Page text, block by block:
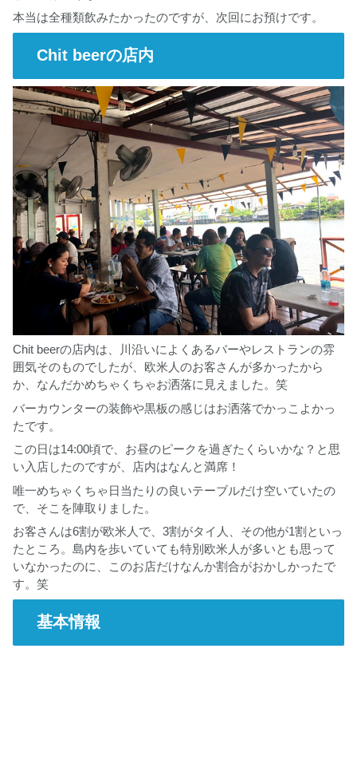
本当は全種類飲みたかったのですが、次回にお預けです。
Chit beerの店内
Chit beerの店内は、川沿いによくあるバーやレストランの雰
囲気そのものでしたが、欧米人のお客さんが多かったから
か、なんだかめちゃくちゃお洒落に見えました。笑
バーカウンターの装飾や黒板の感じはお洒落でかっこよかっ
たです。
この日は14:00頃で、お昼のピークを過ぎたくらいかな？と思
い入店したのですが、店内はなんと満席！
唯一めちゃくちゃ日当たりの良いテーブルだけ空いていたの
で、そこを陣取りました。
お客さんは6割が欧米人で、3割がタイ人、その他が1割といっ
たところ。島内を歩いていても特別欧米人が多いとも思って
いなかったのに、このお店だけなんか割合がおかしかったで
す。笑
基本情報